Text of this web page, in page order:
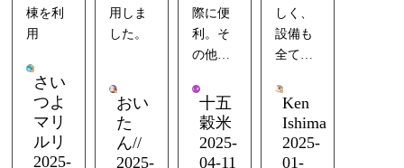
棟を利
用
さい
つよ
マリ
ルリ
2025-
用しま
した。
後ろ側
にＢ棟
があり
まし
おい
た
ん//
2025-
際に便
利。そ
の他の
は洗濯
などで
困るこ
とがあ
十五
穀米
2025-
04-11
しく、
設備も
全て綺
す。
チェッ
クイ
ン・ア
Ken
Ishima
2025-
01-